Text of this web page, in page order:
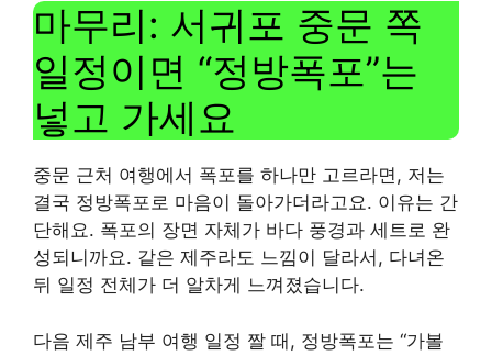
마무리: 서귀포 중문 쪽
일정이면 “정방폭포”는
넣고 가세요
중문 근처 여행에서 폭포를 하나만 고르라면, 저는
결국 정방폭포로 마음이 돌아가더라고요. 이유는 간
단해요. 폭포의 장면 자체가 바다 풍경과 세트로 완
성되니까요. 같은 제주라도 느낌이 달라서, 다녀온
뒤 일정 전체가 더 알차게 느껴졌습니다.
다음 제주 남부 여행 일정 짤 때, 정방폭포는 “가볼